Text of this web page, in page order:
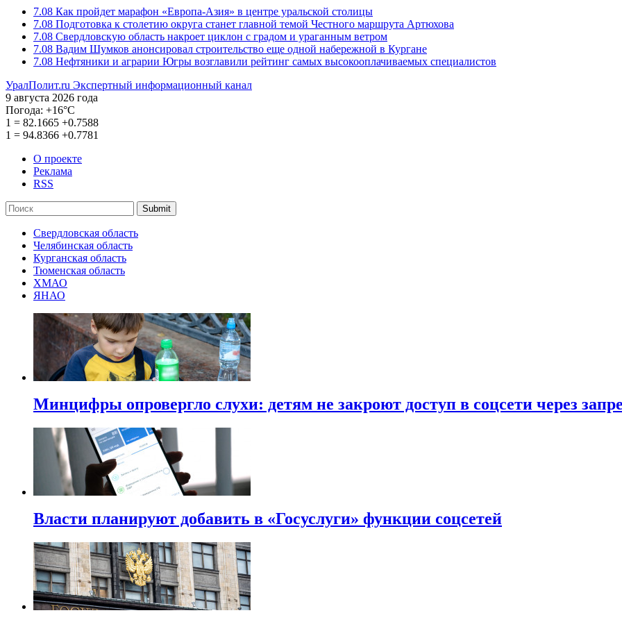
7.08 Как пройдет марафон «Европа-Азия» в центре уральской столицы
7.08 Подготовка к столетию округа станет главной темой Честного маршрута Артюхова
7.08 Свердловскую область накроет циклон с градом и ураганным ветром
7.08 Вадим Шумков анонсировал строительство еще одной набережной в Кургане
7.08 Нефтяники и аграрии Югры возглавили рейтинг самых высокооплачиваемых специалистов
УралПолит.ru Экспертный информационный канал
9 августа 2026 года
Погода: +16°С
1 = 82.1665 +0.7588
1 = 94.8366 +0.7781
О проекте
Реклама
RSS
Submit
Свердловская область
Челябинская область
Курганская область
Тюменская область
ХМАО
ЯНАО
Минцифры опровергло слухи: детям не закроют доступ в соцсети через
Власти планируют добавить в «Госуслуги» функции соцсетей